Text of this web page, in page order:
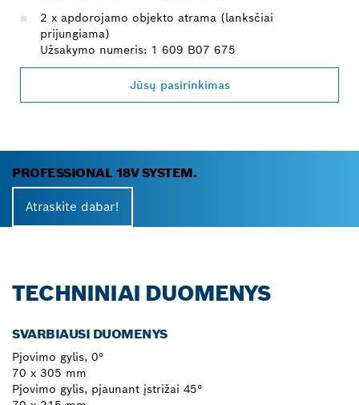
2 x apdorojamo objekto atrama (lanksčiai
prijungiama)
Užsakymo numeris: 1 609 B07 675
Jūsų pasirinkimas
PROFESSIONAL 18V SYSTEM.
Atraskite dabar!
TECHNINIAI DUOMENYS
SVARBIAUSI DUOMENYS
Pjovimo gylis, 0°
70 x 305 mm
Pjovimo gylis, pjaunant įstrižai 45°